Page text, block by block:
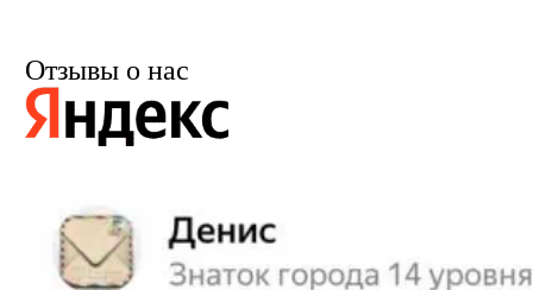
Отзывы о нас